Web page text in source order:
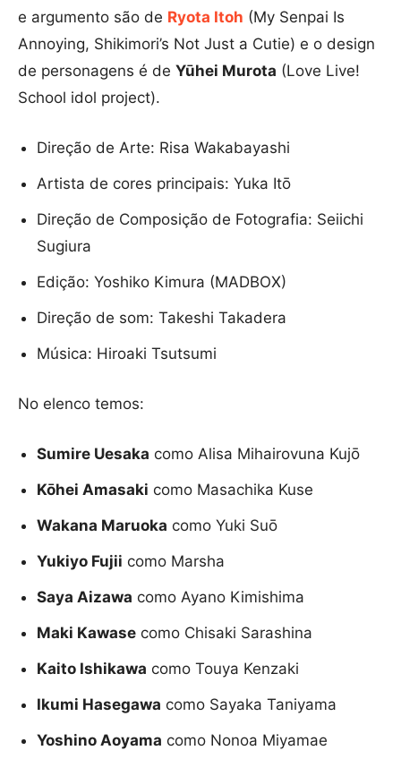
e argumento são de Ryota Itoh (My Senpai Is
Annoying, Shikimori’s Not Just a Cutie) e o design
de personagens é de Yūhei Murota (Love Live!
School idol project).
Direção de Arte: Risa Wakabayashi
Artista de cores principais: Yuka Itō
Direção de Composição de Fotografia: Seiichi
Sugiura
Edição: Yoshiko Kimura (MADBOX)
Direção de som: Takeshi Takadera
Música: Hiroaki Tsutsumi
No elenco temos:
Sumire Uesaka como Alisa Mihairovuna Kujō
Kōhei Amasaki como Masachika Kuse
Wakana Maruoka como Yuki Suō
Yukiyo Fujii como Marsha
Saya Aizawa como Ayano Kimishima
Maki Kawase como Chisaki Sarashina
Kaito Ishikawa como Touya Kenzaki
Ikumi Hasegawa como Sayaka Taniyama
Yoshino Aoyama como Nonoa Miyamae